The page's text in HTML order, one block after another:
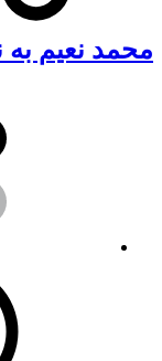
محمد نعیم به